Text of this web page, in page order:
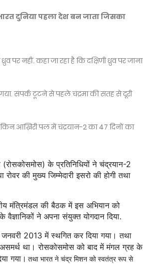
दुनिया पहला देश बन जाता जिसका
नहीं. कहा जा रहा है कि दक्षिणी ध्रुव पर जाना
संपर्क टूटने से पहले चंद्रमा की सतह से दूरी
आख़िरी पल में चंद्रयान-2 का 47 दिनों का
के प्रतिनिधियों ने चंद्रयान-2
की मुख्य जिम्मेदारी इसरो की होगी तथा
मंत्रिमंडल की बैठक में इस अभियान को
ने अपना संयुक्त योगदान दिया.
2013 में स्थगित कर दिया गया। तथा
था। रोसकोसमोस को बाद में मंगल ग्रह के
गया। तथा भारत ने चंद्र मिशन को स्वतंत्र रूप से